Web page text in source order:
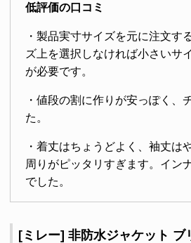
低評価の口コミ
・製品実寸サイズを元に注文す
ズ上を選択しなければ小さいサ
が必要です。
・値段の割に作りが安っぽく、
た。
・着丈はちょうどよく、袖丈は
周りがピッタリすぎます。イン
でした。
[ミレー] 非防水ジャケット ブ